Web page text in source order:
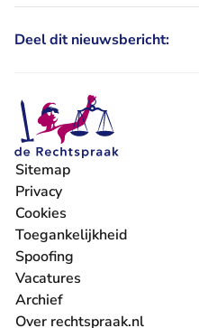
Deel dit nieuwsbericht:
Sitemap
Privacy
Cookies
Toegankelijkheid
Spoofing
Vacatures
- U verlaat Rechtspraak.nl
Archief
Over rechtspraak.nl